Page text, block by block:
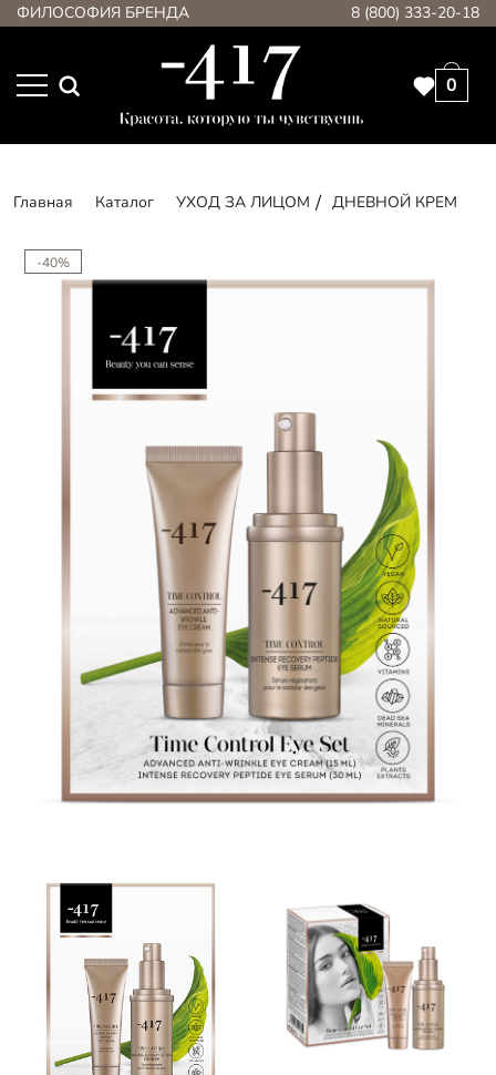
ФИЛОСОФИЯ БРЕНДА 8 (800) 333-20-18
0
Главная Каталог УХОД ЗА ЛИЦОМ ДНЕВНОЙ КРЕМ
-40%